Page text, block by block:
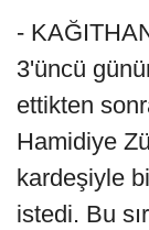
-
3'üncü
ettikten
Hamidiye
kardeşiyle
istedi. Bu